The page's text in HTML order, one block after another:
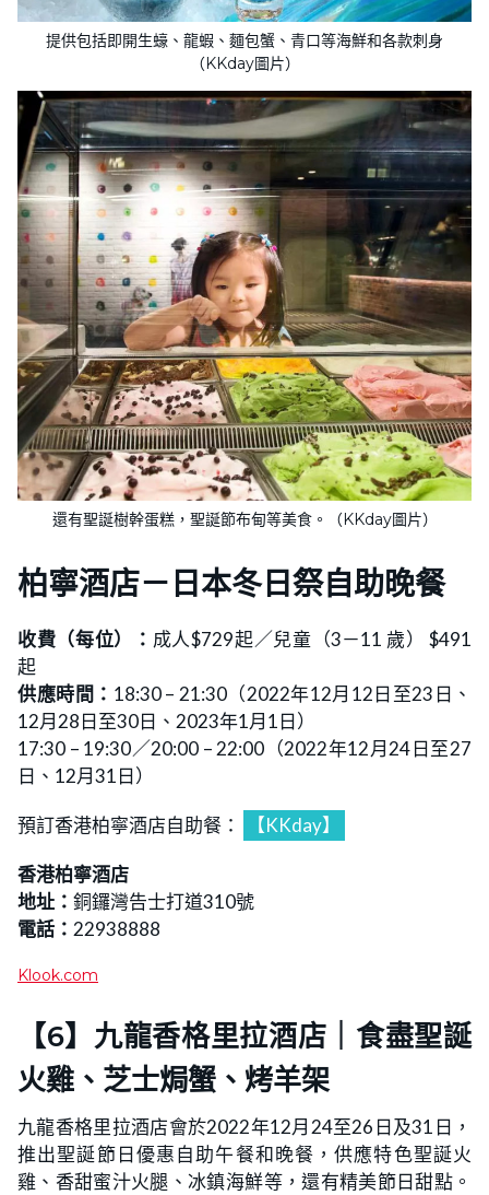
提供包括即開生蠔、龍蝦、麵包蟹、青口等海鮮和各款刺身
（KKday圖片）
還有聖誕樹幹蛋糕，聖誕節布甸等美食。（KKday圖片）
柏寧酒店－日本冬日祭自助晚餐
收費（每位）： 成人$729起／兒童（3－11 歲） $491
起
供應時間： 18:30 – 21:30（2022年12月12日至23日、
12月28日至30日、2023年1月1日）
17:30 – 19:30／20:00 – 22:00（2022年12月24日至27
日、12月31日）
預訂香港柏寧酒店自助餐： 【KKday】
香港柏寧酒店
地址： 銅鑼灣告士打道310號
電話： 22938888
Klook.com
【6】九龍香格里拉酒店｜食盡聖誕
火雞、芝士焗蟹、烤羊架
九龍香格里拉酒店會於2022年12月24至26日及31日，
推出聖誕節日優惠自助午餐和晚餐，供應特色聖誕火
雞、香甜蜜汁火腿、冰鎮海鮮等，還有精美節日甜點。